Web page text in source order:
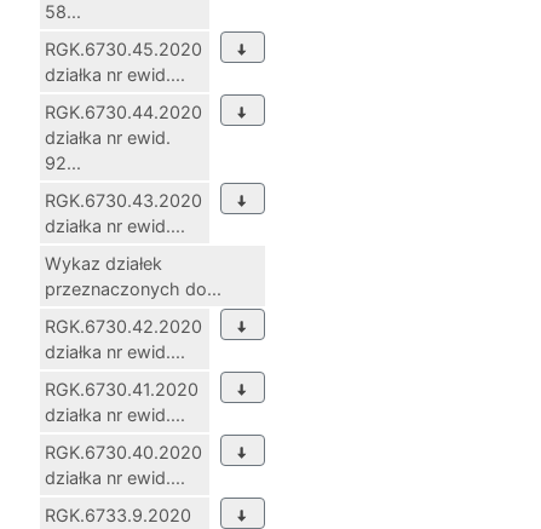
58...
RGK.6730.45.2020
działka nr ewid....
RGK.6730.44.2020
działka nr ewid.
92...
RGK.6730.43.2020
działka nr ewid....
Wykaz działek
przeznaczonych do...
RGK.6730.42.2020
działka nr ewid....
RGK.6730.41.2020
działka nr ewid....
RGK.6730.40.2020
działka nr ewid....
RGK.6733.9.2020